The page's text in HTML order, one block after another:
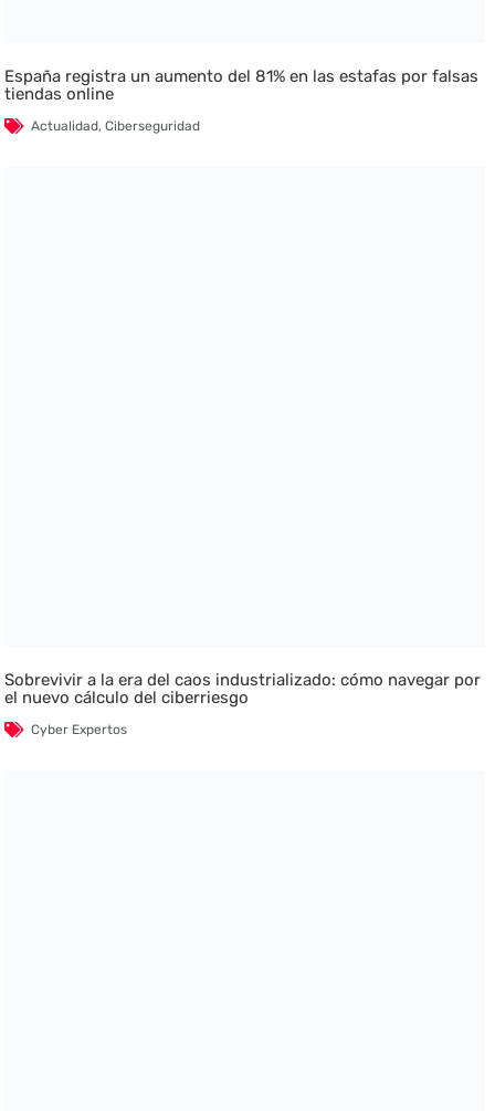
España registra un aumento del 81% en las estafas por falsas
tiendas online
Actualidad,Ciberseguridad
Sobrevivir a la era del caos industrializado: cómo navegar por
el nuevo cálculo del ciberriesgo
Cyber Expertos